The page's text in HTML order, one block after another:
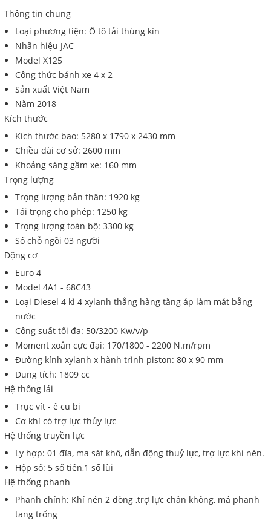
Thông tin chung
Loại phương tiện: Ô tô tải thùng kín
Nhãn hiệu JAC
Model X125
Công thức bánh xe 4 x 2
Sản xuất Việt Nam
Năm 2018
Kích thước
Kích thước bao: 5280 x 1790 x 2430 mm
Chiều dài cơ sở: 2600 mm
Khoảng sáng gầm xe: 160 mm
Trọng lượng
Trọng lượng bản thân: 1920 kg
Tải trọng cho phép: 1250 kg
Trọng lượng toàn bộ: 3300 kg
Số chỗ ngồi 03 người
Động cơ
Euro 4
Model 4A1 - 68C43
Loại Diesel 4 kì 4 xylanh thẳng hàng tăng áp làm mát bằng
nước
Công suất tối đa: 50/3200 Kw/v/p
Moment xoắn cực đại: 170/1800 - 2200 N.m/rpm
Đường kính xylanh x hành trình piston: 80 x 90 mm
Dung tích: 1809 cc
Hệ thống lái
Trục vít - ê cu bi
Cơ khí có trợ lực thủy lực
Hệ thống truyền lực
Ly hợp: 01 đĩa, ma sát khô, dẫn động thuỷ lực, trợ lực khí nén.
Hộp số: 5 số tiến,1 số lùi
Hệ thống phanh
Phanh chính: Khí nén 2 dòng ,trợ lực chân không, má phanh
tang trống